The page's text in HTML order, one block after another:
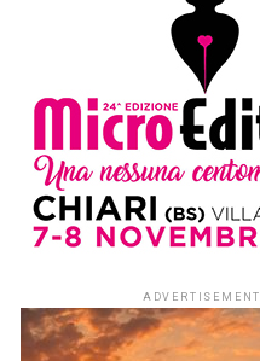
ADVERTISEMENT